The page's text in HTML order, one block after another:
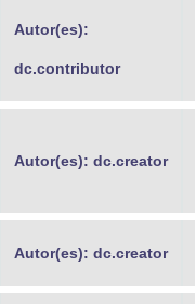
Banco Central do Brasil
Autor(es):
dc.contributor
Autor(es): dc.creator
Autor(es): dc.creator